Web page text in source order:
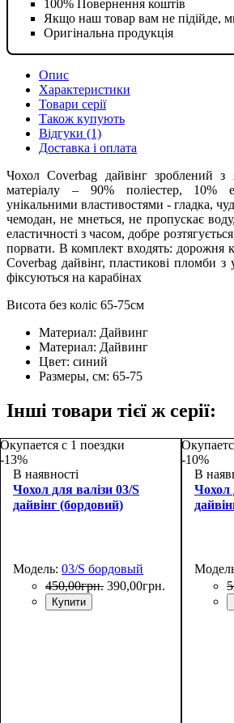
100% Повернення коштів
Якщо наш товар вам не підійде,
Оригінальна продукція
Опис
Характеристики
Товари серії
Також купують
Відгуки (1)
Доставка і оплата
Чохол Coverbag дайвінг зроблений з
матеріалу – 90% поліестер, 10%
унікальними властивостями - гладка,
чемодан, не мнеться, не пропускає
еластичності з часом, добре
порвати. В комплект входять: дорожня
Coverbag дайвінг, пластикові пломби
фіксуються на карабінах
Висота без коліс 65-75см
Материал: Дайвинг
Материал: Дайвинг
Цвет: синий
Размеры, см: 65-75
Інші товари тієї ж серії:
Окупается с 1 поездки
-13%
В наявності
Чохол для валізи 03/S
дайвінг (бордовий)
Модель: 03/S бордовый
450,00грн. 390,00грн.
Купити
-10%
В
Чохол